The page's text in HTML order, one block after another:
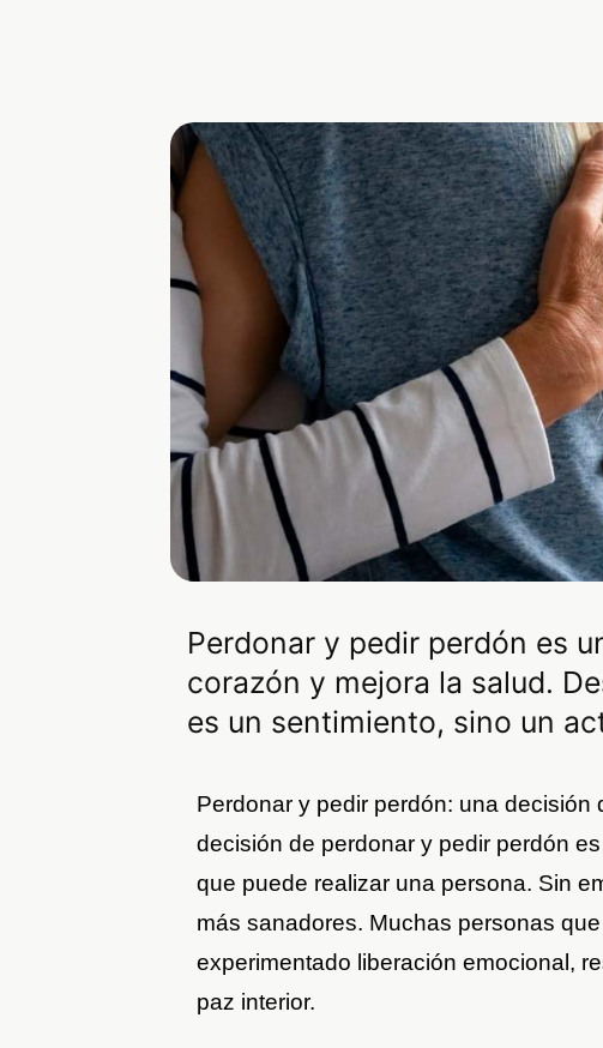
Perdonar y pedir perdón es
corazón y mejora la salud.
es un sentimiento, sino un
Perdonar y pedir perdón: una decisión
decisión de perdonar y pedir perdón
que puede realizar una persona. Sin
más sanadores. Muchas personas
experimentado liberación emocional,
paz interior.